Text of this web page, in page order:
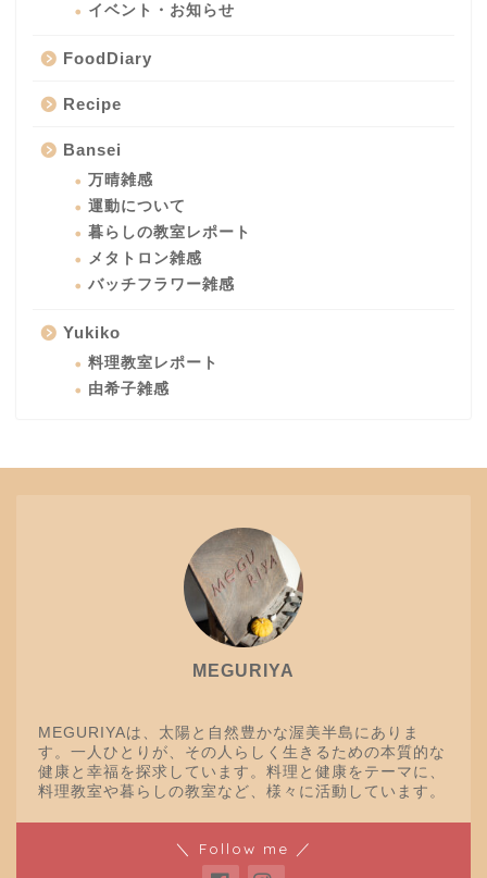
イベント・お知らせ
FoodDiary
Recipe
Bansei
万晴雑感
運動について
暮らしの教室レポート
メタトロン雑感
バッチフラワー雑感
Yukiko
料理教室レポート
由希子雑感
MEGURIYA
MEGURIYAは、太陽と自然豊かな渥美半島にありま
す。一人ひとりが、その人らしく生きるための本質的な
健康と幸福を探求しています。料理と健康をテーマに、
料理教室や暮らしの教室など、様々に活動しています。
＼ Follow me ／